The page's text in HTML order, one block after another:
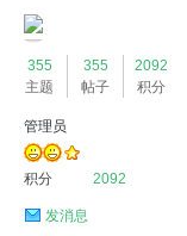
355
主题
355
帖子
2092
积分
管理员
积分 2092
发消息